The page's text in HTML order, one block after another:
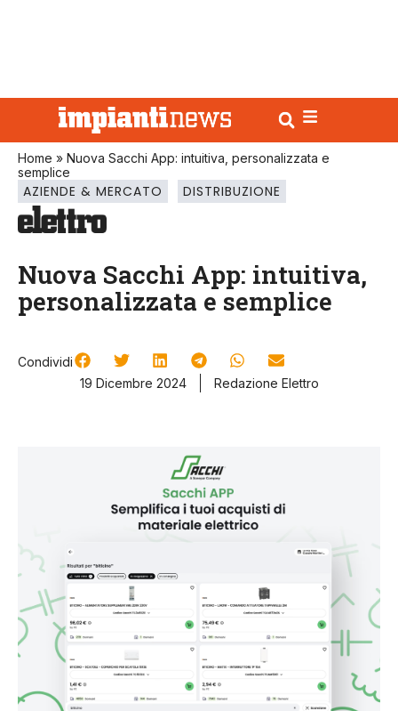
Home » Nuova Sacchi App: intuitiva, personalizzata e
semplice
AZIENDE & MERCATO DISTRIBUZIONE
Nuova Sacchi App: intuitiva,
personalizzata e semplice
Condividi
19 Dicembre 2024
Redazione Elettro